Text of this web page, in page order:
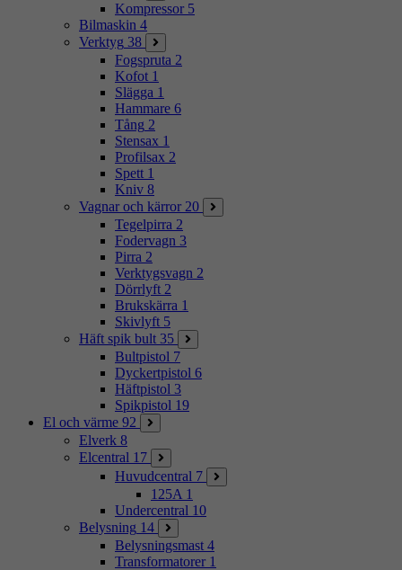
Kompressor 5
Bilmaskin 4
Verktyg 38
Fogspruta 2
Kofot 1
Slägga 1
Hammare 6
Tång 2
Stensax 1
Profilsax 2
Spett 1
Kniv 8
Vagnar och kärror 20
Tegelpirra 2
Fodervagn 3
Pirra 2
Verktygsvagn 2
Dörrlyft 2
Brukskärra 1
Skivlyft 5
Häft spik bult 35
Bultpistol 7
Dyckertpistol 6
Häftpistol 3
Spikpistol 19
El och värme 92
Elverk 8
Elcentral 17
Huvudcentral 7
125A 1
Undercentral 10
Belysning 14
Belysningsmast 4
Transformatorer 1